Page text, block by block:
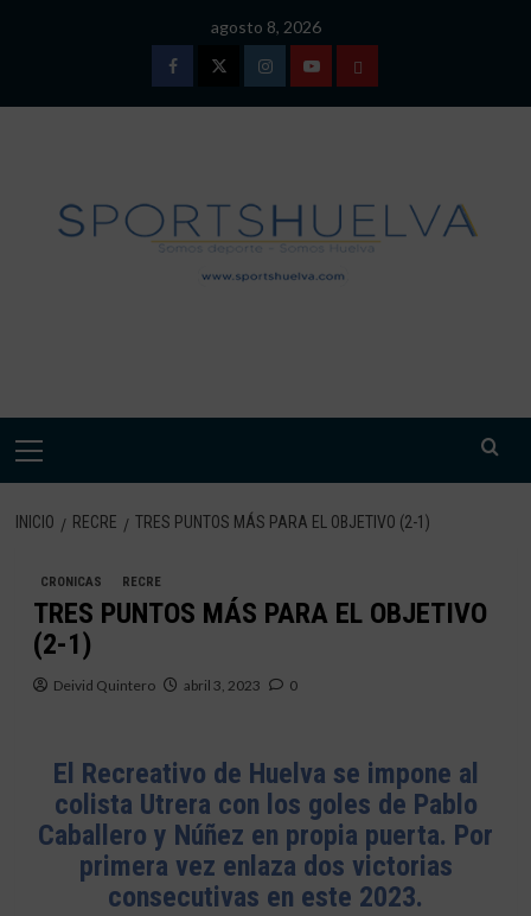
agosto 8, 2026
FacebookTwitterInstagramYoutubeTÉRMINOS
DE
USO
Menú
INICIO RECRE TRES PUNTOS MÁS PARA EL OBJETIVO (2-1)
CRONICAS RECRE
TRES PUNTOS MÁS PARA EL OBJETIVO
(2-1)
Deivid Quintero abril 3, 2023 0
El Recreativo de Huelva se impone al
colista Utrera con los goles de Pablo
Caballero y Núñez en propia puerta. Por
primera vez enlaza dos victorias
consecutivas en este 2023.